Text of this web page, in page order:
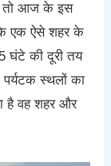
तो आज के इस
एक ऐसे शहर के
घंटे की दूरी तय
स्थलों का
है वह शहर और